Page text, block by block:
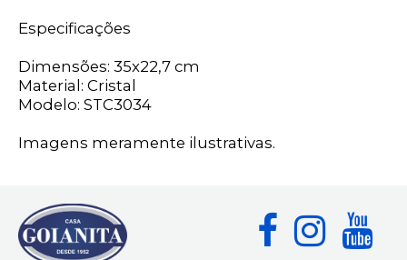
Especificações
Dimensões: 35x22,7 cm
Material: Cristal
Modelo: STC3034
Imagens meramente ilustrativas.